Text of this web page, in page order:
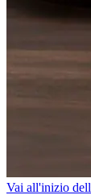
Vai all'inizio